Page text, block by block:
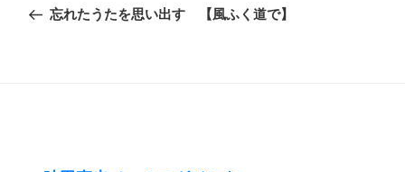
ナ
の 忘れたうたを思い出す 【風ふく道で】